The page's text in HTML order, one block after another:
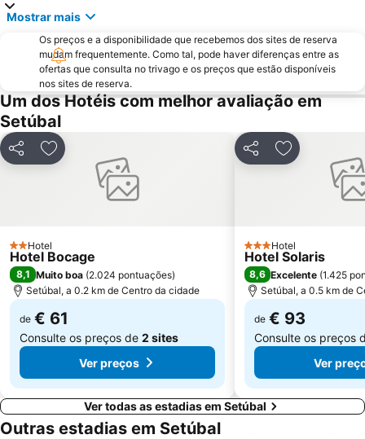
Marquês de Pombal
Parque Natural da Arrabida
Campo Grande
Lagoa de Albufeira
do Ouro Sesimbra
Tróia Beach
Alcântara
Oceanário de Lisboa
Chiado
Fundaçao Champalimaud
Praia da Lagoa de Santo André
Estádio José Alvalade
Wonderland Lisboa
Algés Beach
Coliseu dos Recreios
Praia da Ribeira do Cavalo
Galapinhos Beach
Praça do Comércio
Telheiras
Mostrar mais
Os preços e a disponibilidade que recebemos dos sites de reserva
mudam frequentemente. Como tal, pode haver diferenças entre as
ofertas que consulta no trivago e os preços que estão disponíveis
nos sites de reserva.
Um dos Hotéis com melhor avaliação em
Setúbal
PartilharAdicionar aos favoritos
2 Estrelas
Hotel
Hotel Bocage
8,1 Muito boa (2.024 pontuações)
Setúbal, a 0.2 km de Centro da cidade
de € 61
Consulte os preços de 2 sites
Ver preços
PartilharAdicionar
3 Estrelas
Hotel
Hotel Solaris
8,6 Excelente (1.425
Setúbal, a 0.5 km de
de € 93
Consulte os preços
Ver
Ver todas as estadias em Setúbal
Outras estadias em Setúbal